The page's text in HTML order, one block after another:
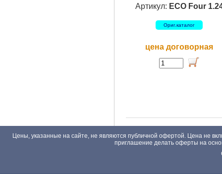
Артикул: ECO Four
Ориг.каталог
цена договорная
Цены, указанные на сайте, не являются публичной офертой. Цена не
приглашение делать оферты на